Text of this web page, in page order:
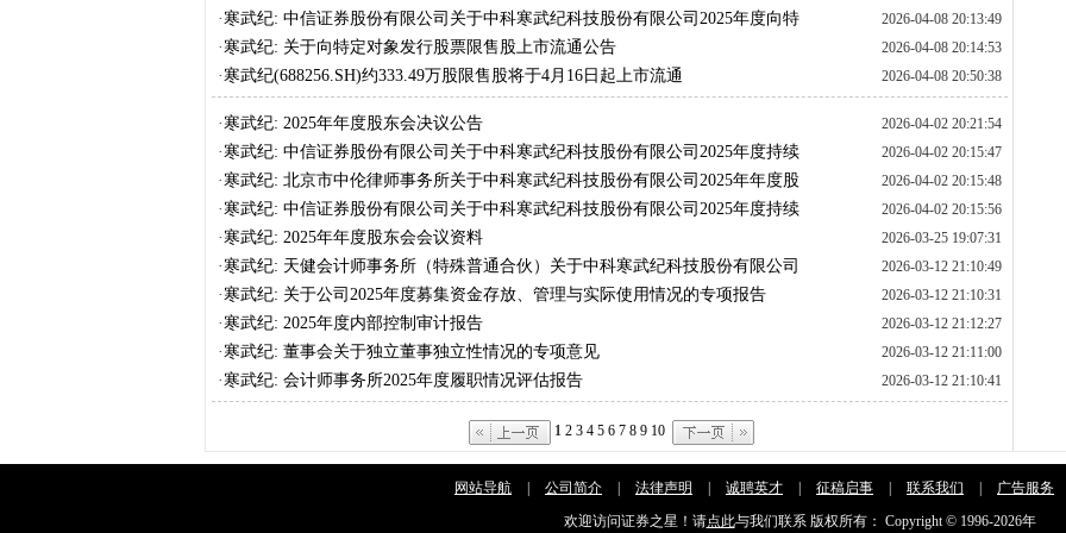
·寒武纪: 中信证券股份有限公司关于中科寒武纪科技股份有限公司2025年度向特
定对象发行A股股票限售股上市流通的核查意见
2026-04-08 20:13:49
·寒武纪: 关于向特定对象发行股票限售股上市流通公告 2026-04-08 20:14:53
·寒武纪(688256.SH)约333.49万股限售股将于4月16日起上市流通 2026-04-08 20:50:38
·寒武纪: 2025年年度股东会决议公告 2026-04-02 20:21:54
·寒武纪: 中信证券股份有限公司关于中科寒武纪科技股份有限公司2025年度持续
督导跟踪报告
2026-04-02 20:15:47
·寒武纪: 北京市中伦律师事务所关于中科寒武纪科技股份有限公司2025年年度股
东会的法律意见书
2026-04-02 20:15:48
·寒武纪: 中信证券股份有限公司关于中科寒武纪科技股份有限公司2025年度持续
督导工作现场检查报告
2026-04-02 20:15:56
·寒武纪: 2025年年度股东会会议资料 2026-03-25 19:07:31
·寒武纪: 天健会计师事务所（特殊普通合伙）关于中科寒武纪科技股份有限公司
年度募集资金存放、管理与使用情况的鉴证报告
2026-03-12 21:10:49
·寒武纪: 关于公司2025年度募集资金存放、管理与实际使用情况的专项报告 2026-03-12 21:10:31
·寒武纪: 2025年度内部控制审计报告 2026-03-12 21:12:27
·寒武纪: 董事会关于独立董事独立性情况的专项意见 2026-03-12 21:11:00
·寒武纪: 会计师事务所2025年度履职情况评估报告 2026-03-12 21:10:41
1 2 3 4 5 6 7 8 9 10
网站导航 公司简介 法律声明 诚聘英才 征稿启事 联系我们 广告服务
欢迎访问证券之星！请点此与我们联系 版权所有： Copyright © 1996-2026年